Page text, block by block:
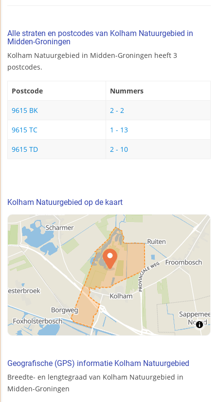
Alle straten en postcodes van Kolham Natuurgebied in
Midden-Groningen
Kolham Natuurgebied in Midden-Groningen heeft 3
postcodes.
Postcode Nummers
9615 BK 2 - 2
9615 TC 1 - 13
9615 TD 2 - 10
Kolham Natuurgebied op de kaart
Geografische (GPS) informatie Kolham Natuurgebied
Breedte- en lengtegraad van Kolham Natuurgebied in
Midden-Groningen